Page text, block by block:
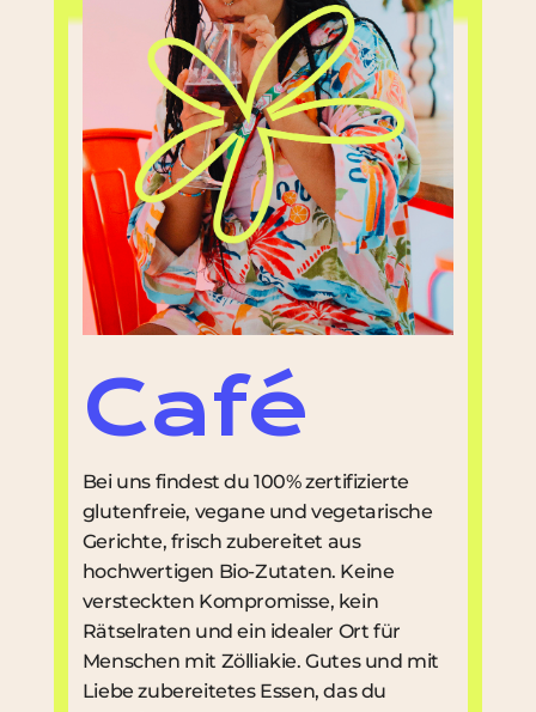
Café
Bei uns findest du 100% zertifizierte
glutenfreie, vegane und vegetarische
Gerichte, frisch zubereitet aus
hochwertigen Bio-Zutaten. Keine
versteckten Kompromisse, kein
Rätselraten und ein idealer Ort für
Menschen mit Zölliakie. Gutes und mit
Liebe zubereitetes Essen, das du